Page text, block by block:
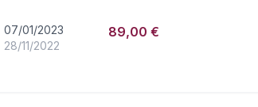
07/01/2023
28/11/2022
89,00 €